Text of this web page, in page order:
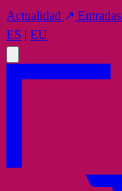
Actualidad ↗ Entradas
ES | EU